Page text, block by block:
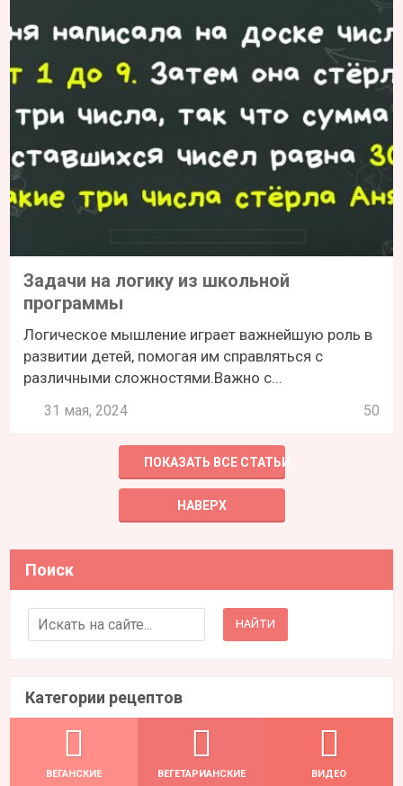
Задачи на логику из школьной
программы
Логическое мышление играет важнейшую роль в
развитии детей, помогая им справляться с
различными сложностями.Важно с...
31 мая, 2024 50
ПОКАЗАТЬ ВСЕ СТАТЬИ
НАВЕРХ
Поиск
Search for:
Категории рецептов
ВЕГАНСКИЕ ВЕГЕТАРИАНСКИЕ ВИДЕО